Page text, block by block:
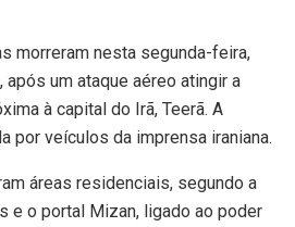
morreram nesta segunda-feira,
após um ataque aéreo atingir a
à capital do Irã, Teerã. A
por veículos da imprensa iraniana.
áreas residenciais, segundo a
e o portal Mizan, ligado ao poder